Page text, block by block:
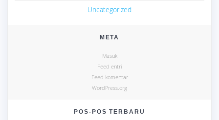
Uncategorized
META
Masuk
Feed entri
Feed komentar
WordPress.org
POS-POS TERBARU